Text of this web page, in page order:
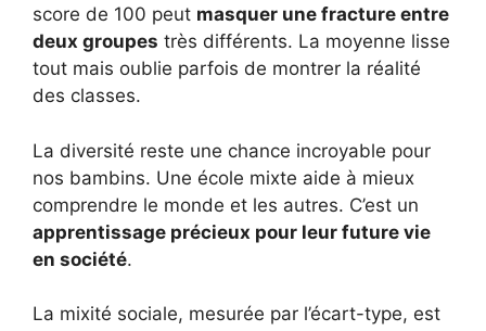
score de 100 peut masquer une fracture entre
deux groupes très différents. La moyenne lisse
tout mais oublie parfois de montrer la réalité
des classes.
La diversité reste une chance incroyable pour
nos bambins. Une école mixte aide à mieux
comprendre le monde et les autres. C’est un
apprentissage précieux pour leur future vie
en société.
La mixité sociale, mesurée par l’écart-type, est